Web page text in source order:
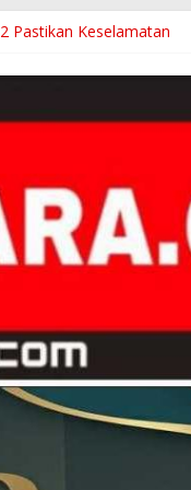
Pastikan Keselamatan
HUT RI ke-81
Tugaskan Inspektorat